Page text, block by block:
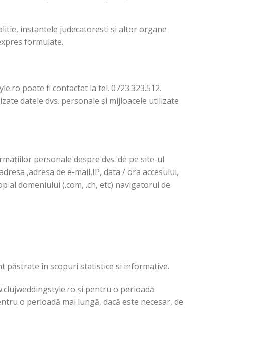
instantele judecatoresti si altor organe
formulate.
poate fi contactat la tel. 0723.323.512.
datele dvs. personale și mijloacele utilizate
personale despre dvs. de pe site-ul
,adresa de e-mail,IP, data / ora accesului,
al domeniului (.com, .ch, etc) navigatorul de
păstrate în scopuri statistice si informative.
și pentru o perioadă
o perioadă mai lungă, dacă este necesar, de